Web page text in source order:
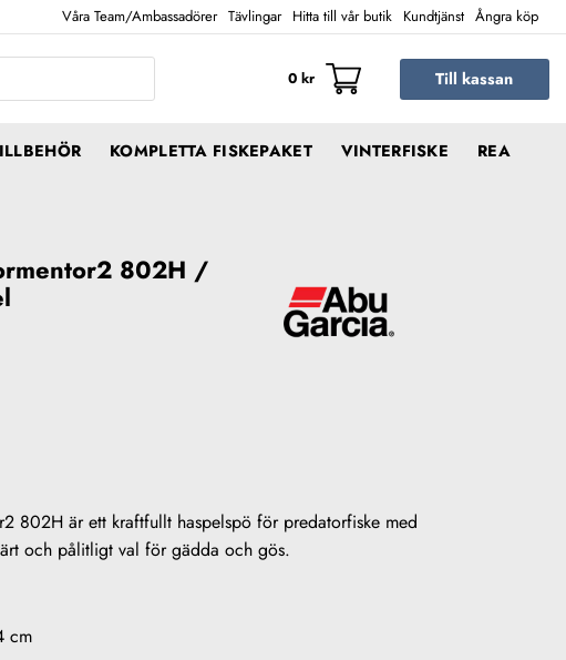
Våra Team/Ambassadörer Tävlingar Hitta till vår butik Kundtjänst Ångra köp
0 kr Till kassan
KOMPLETTA FISKEPAKET VINTERFISKE REA
802H /
802H är ett kraftfullt haspelspö för predatorfiske med
och pålitligt val för gädda och gös.
cm